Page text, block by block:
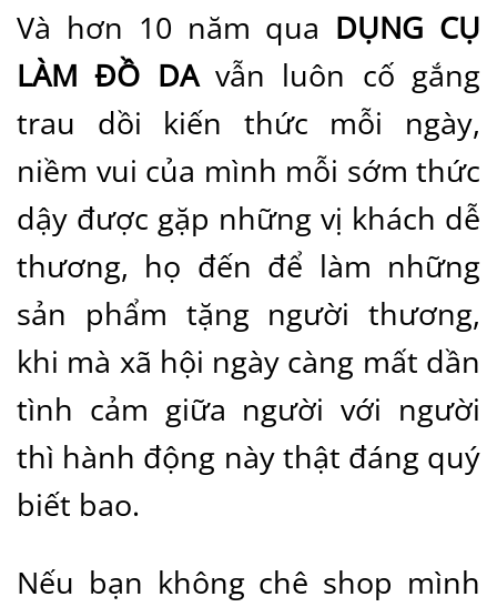
Và hơn 10 năm qua DỤNG CỤ
LÀM ĐỒ DAvẫn luôn cố gắng
trau dồi kiến thức mỗi ngày,
niềm vui của mình mỗi sớm thức
dậy được gặp những vị khách dễ
thương, họ đến để làm những
sản phẩm tặng người thương,
khi mà xã hội ngày càng mất dần
tình cảm giữa người với người
thì hành động này thật đáng quý
biết bao.
Nếu bạn không chê shop mình